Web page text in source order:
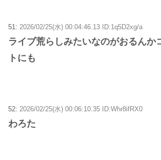
51: 2026/02/25(水) 00:04:46.13 ID:1q5D2xg/a
ライブ荒らしみたいなのがおるんか
トにも
52: 2026/02/25(水) 00:06:10.35 ID:Whr8ifRX0
わろた